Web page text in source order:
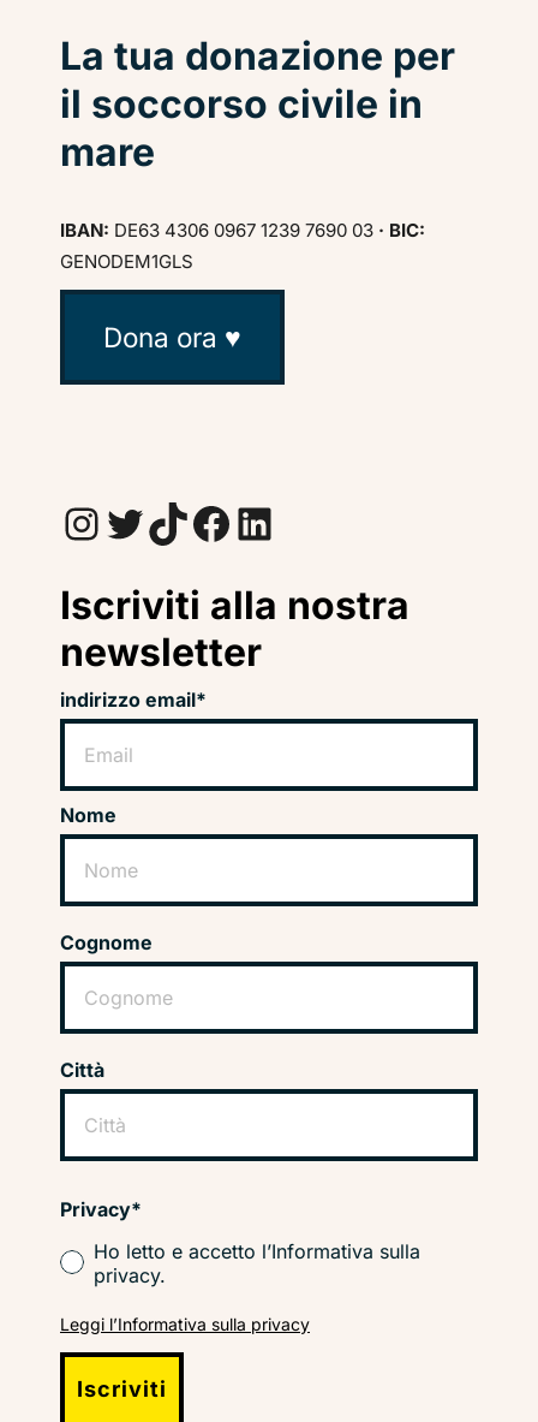
La tua donazione per
il soccorso civile in
mare
IBAN: DE63 4306 0967 1239 7690 03 · BIC:
GENODEM1GLS
Dona ora ♥
InstagramTwitter TikTok Facebook LinkedIn
Iscriviti alla nostra
newsletter
indirizzo email*
Nome
Cognome
Città
Privacy*
Ho letto e accetto l’Informativa sulla
privacy.
Leggi l’Informativa sulla privacy
Iscriviti